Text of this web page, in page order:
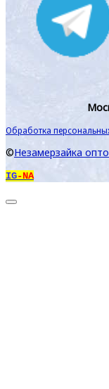
Обработка
©Незамерзайка
IG-NA